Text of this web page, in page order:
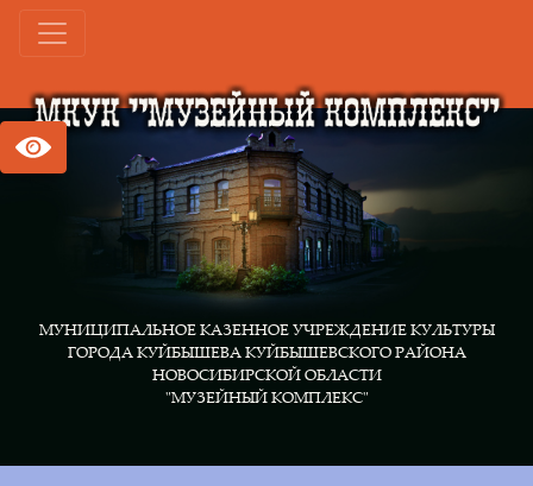
МУНИЦИПАЛЬНОЕ КАЗЕННОЕ УЧРЕЖДЕНИЕ КУЛЬТУРЫ
ГОРОДА КУЙБЫШЕВА КУЙБЫШЕВСКОГО РАЙОНА
НОВОСИБИРСКОЙ ОБЛАСТИ
"МУЗЕЙНЫЙ КОМПЛЕКС"